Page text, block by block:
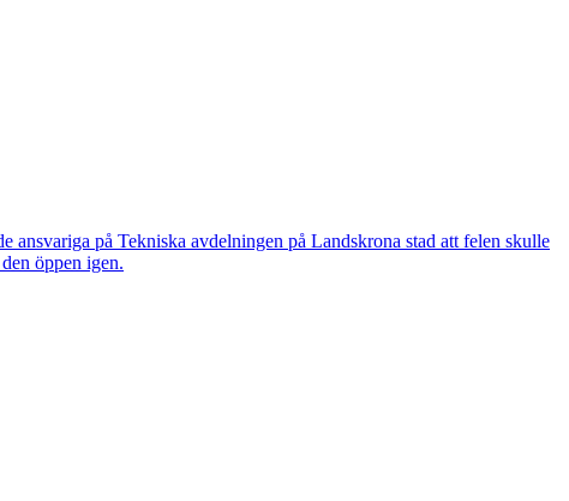
ansvariga på Tekniska avdelningen på Landskrona stad att felen skulle
öppen igen.